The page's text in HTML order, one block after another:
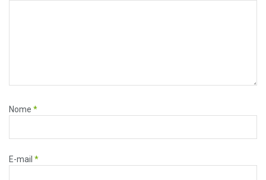
Nome *
E-mail *